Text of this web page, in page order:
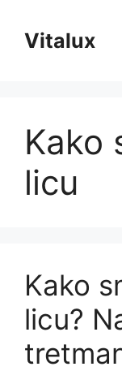
contentVitalux
Kako
licu
Kako
licu?